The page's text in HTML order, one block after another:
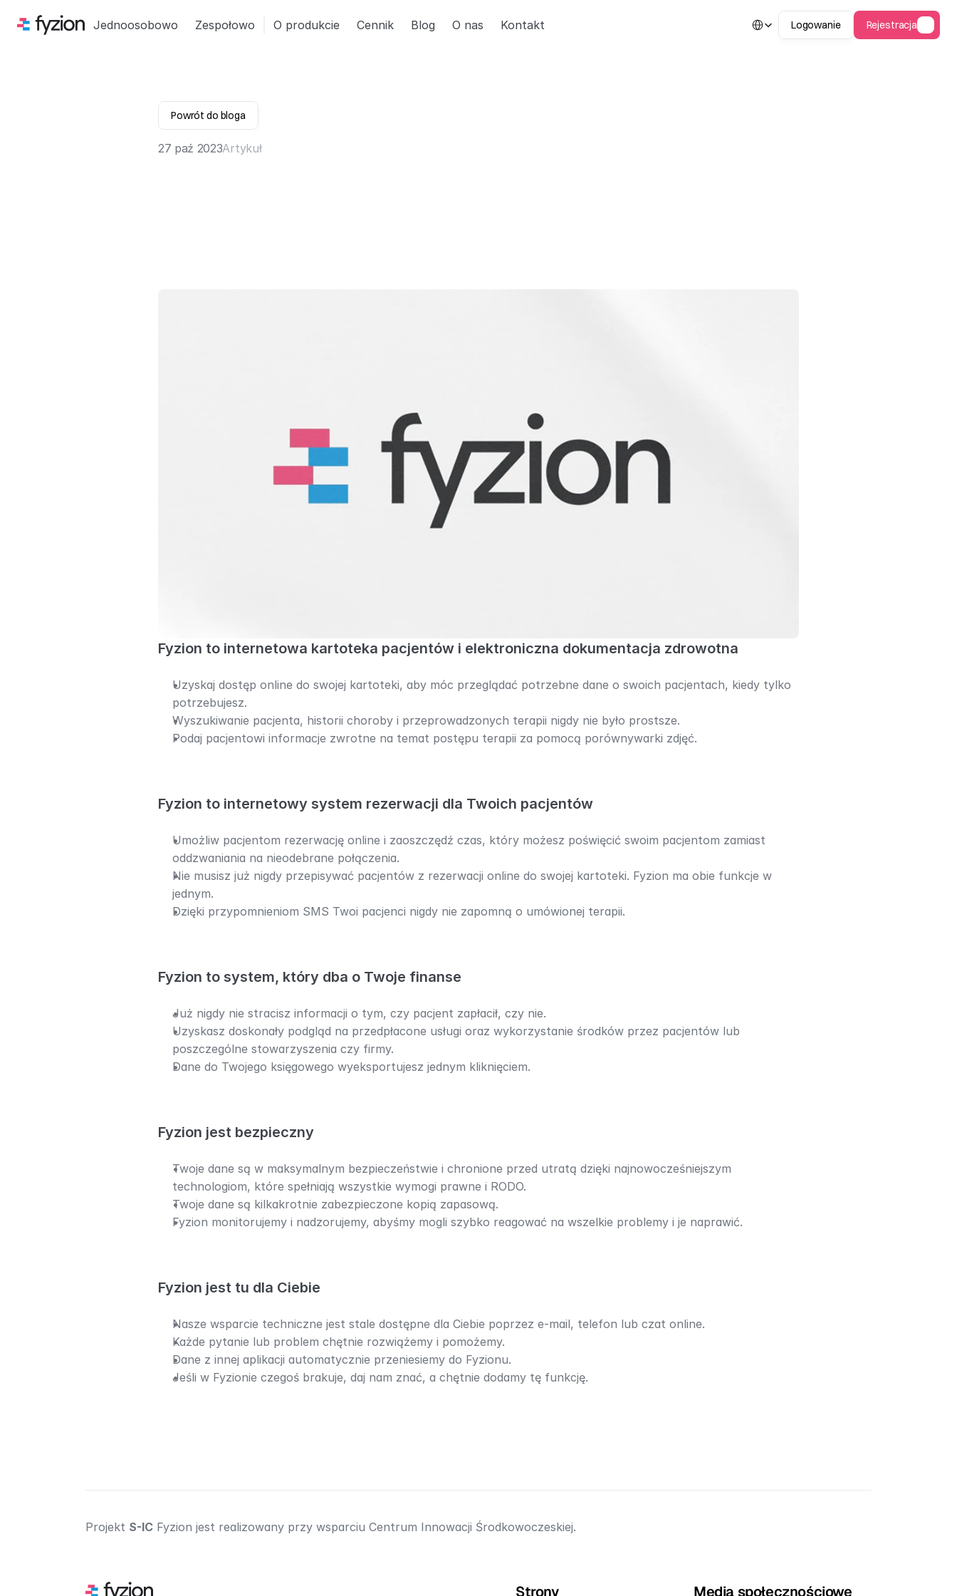
Jednoosobowo Zespołowo O produkcie Cennik Blog O nas Kontakt
Select Language
Logowanie Rejestracja
Powrót do bloga
27 paź 2023Artykuł
Fyzion to internetowa kartoteka pacjentów i elektroniczna dokumentacja zdrowotna
Uzyskaj dostęp online do swojej kartoteki, aby móc przeglądać potrzebne dane o swoich pacjentach, kiedy tylko
potrzebujesz.
Wyszukiwanie pacjenta, historii choroby i przeprowadzonych terapii nigdy nie było prostsze.
Podaj pacjentowi informacje zwrotne na temat postępu terapii za pomocą porównywarki zdjęć.
Fyzion to internetowy system rezerwacji dla Twoich pacjentów
Umożliw pacjentom rezerwację online i zaoszczędź czas, który możesz poświęcić swoim pacjentom zamiast
oddzwaniania na nieodebrane połączenia.
Nie musisz już nigdy przepisywać pacjentów z rezerwacji online do swojej kartoteki. Fyzion ma obie funkcje w
jednym.
Dzięki przypomnieniom SMS Twoi pacjenci nigdy nie zapomną o umówionej terapii.
Fyzion to system, który dba o Twoje finanse
Już nigdy nie stracisz informacji o tym, czy pacjent zapłacił, czy nie.
Uzyskasz doskonały podgląd na przedpłacone usługi oraz wykorzystanie środków przez pacjentów lub
poszczególne stowarzyszenia czy firmy.
Dane do Twojego księgowego wyeksportujesz jednym kliknięciem.
Fyzion jest bezpieczny
Twoje dane są w maksymalnym bezpieczeństwie i chronione przed utratą dzięki najnowocześniejszym
technologiom, które spełniają wszystkie wymogi prawne i RODO.
Twoje dane są kilkakrotnie zabezpieczone kopią zapasową.
Fyzion monitorujemy i nadzorujemy, abyśmy mogli szybko reagować na wszelkie problemy i je naprawić.
Fyzion jest tu dla Ciebie
Nasze wsparcie techniczne jest stale dostępne dla Ciebie poprzez e-mail, telefon lub czat online.
Każde pytanie lub problem chętnie rozwiążemy i pomożemy.
Dane z innej aplikacji automatycznie przeniesiemy do Fyzionu.
Jeśli w Fyzionie czegoś brakuje, daj nam znać, a chętnie dodamy tę funkcję.
Projekt S-IC Fyzion jest realizowany przy wsparciu Centrum Innowacji Środkowoczeskiej.
Strony Media społecznościowe